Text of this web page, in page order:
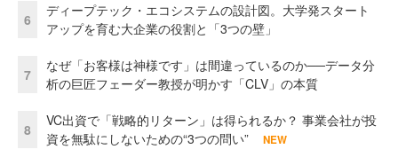
6
ディープテック・エコシステムの設計図。大学発スタート
アップを育む大企業の役割と「3つの壁」
7
なぜ「お客様は神様です」は間違っているのか──データ分
析の巨匠フェーダー教授が明かす「CLV」の本質
8
VC出資で「戦略的リターン」は得られるか？ 事業会社が投
資を無駄にしないための“3つの問い”
NEW